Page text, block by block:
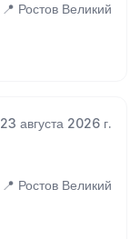
📍 Ростов Великий
23 августа 2026 г.
📍 Ростов Великий